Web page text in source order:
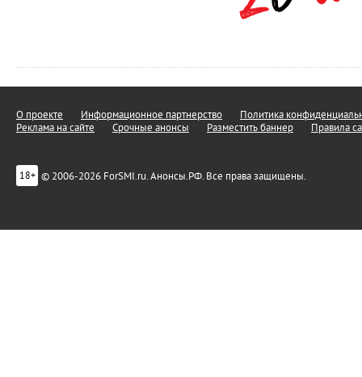
О проекте Информационное партнерство
Политика
Реклама на сайте
Срочные анонсы Разместить баннер Правила
18+ © 2006-2026 ForSMI.ru. Анонсы.РФ. Все права защищены.